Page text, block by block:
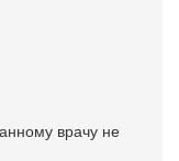
врачу не